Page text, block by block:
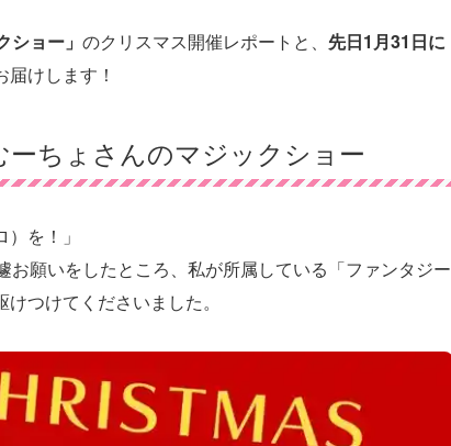
ショー」 のクリスマス開催レポートと、 先日1月31日に
届けします！
ちょさんのマジックショー
を！」
願いをしたところ、私が所属している「ファンタジー
けつけてくださいました。